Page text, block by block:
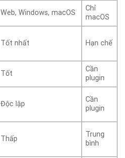
Web, Windows, macOS
Chỉ
macOS
Tốt nhất Hạn chế
Tốt
Cần
plugin
Độc lập
Cần
plugin
Thấp
Trung
bình